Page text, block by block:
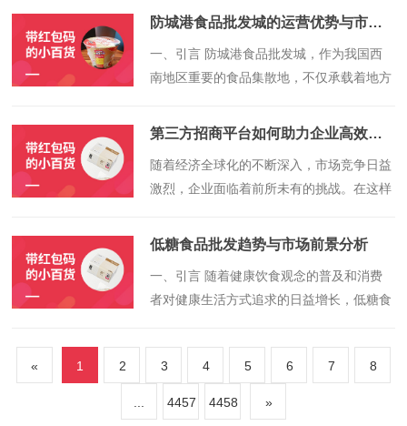
丰庆路食品批发市场作为这一行业的重要代
者、消费者以及行业研究者都具有重要意
义。本文将对丰庆路食品批发的热门商品及
影响因素。
防城港食品批发城的运营优势与市场概览
​一、引言 防城港食品批发城，作为我国西
南地区重要的食品集散地，不仅承载着地方
着举足轻重的作用。本文将全面解析防城港
为相关行业人士提供有益的参考与启示。
第三方招商平台如何助力企业高效拓展市场？
​随着经济全球化的不断深入，市场竞争日益
激烈，企业面临着前所未有的挑战。在这样
展的关键。第三方招商平台的出现，为企业
详细探讨第三方招商平台如何助力企业高效
拓展市场。
低糖食品批发趋势与市场前景分析
​一、引言 随着健康饮食观念的普及和消费
者对健康生活方式追求的日益增长，低糖食
这样的市场需求，低糖食品的批发趋势与市
场前景备受关注。本文将全面分析低糖食品
格局以及未来发展趋势，以期为相关企业和
« 1 2 3 4 5 6 7 8
4457 4458 »